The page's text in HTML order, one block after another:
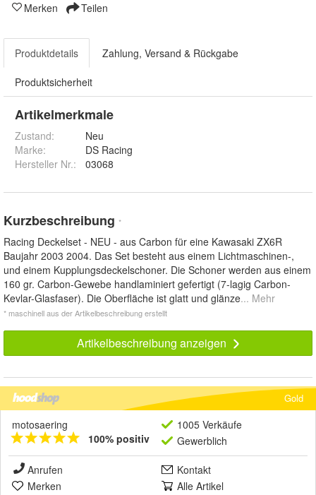
Merken Teilen
Produktdetails Zahlung, Versand & Rückgabe
Produktsicherheit
Artikelmerkmale
Zustand:
Neu
Marke:
DS Racing
Hersteller Nr.:
03068
Kurzbeschreibung *
Racing Deckelset - NEU - aus Carbon für eine Kawasaki ZX6R
Baujahr 2003 2004. Das Set besteht aus einem Lichtmaschinen-,
und einem Kupplungsdeckelschoner. Die Schoner werden aus einem
160 gr. Carbon-Gewebe handlaminiert gefertigt (7-lagig Carbon-
Kevlar-Glasfaser). Die Oberfläche ist glatt und glänze... Mehr
* maschinell aus der Artikelbeschreibung erstellt
Artikelbeschreibung anzeigen
Gold
motosaering
100% positiv
1005 Verkäufe
Gewerblich
Anrufen
Kontakt
Merken
Alle Artikel